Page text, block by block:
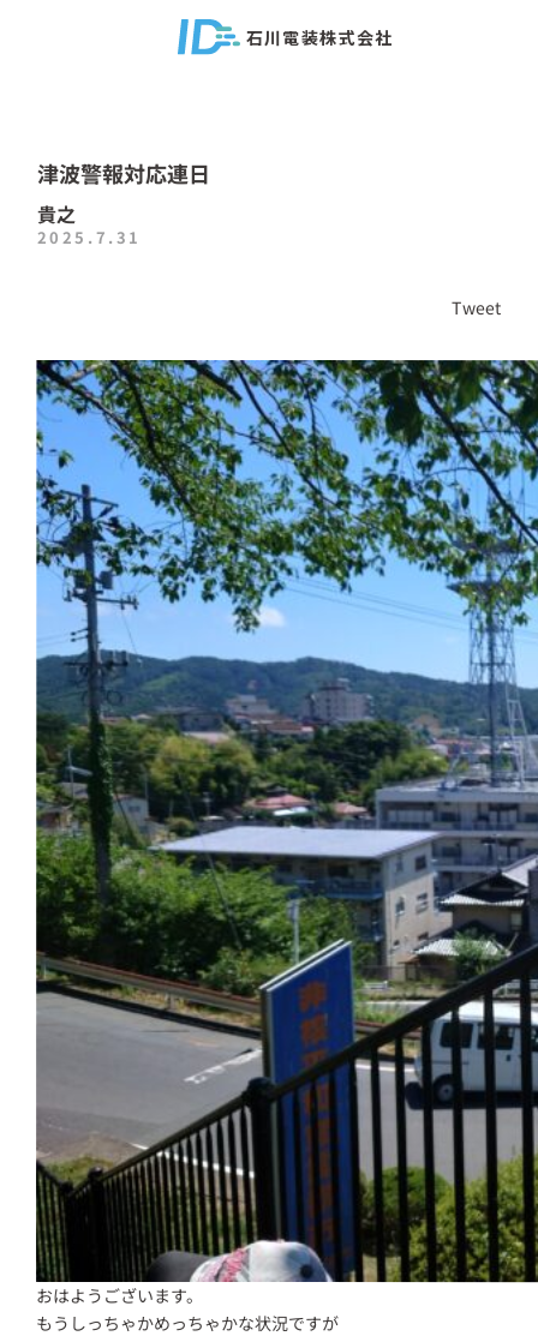
石川電装株式会社
津波警報対応連日
貴之
2025.7.31
Tweet
おはようございます。
もうしっちゃかめっちゃかな状況ですが